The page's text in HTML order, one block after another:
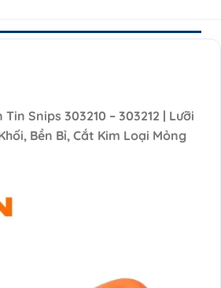
Snips 303210 – 303212 | Lưỡi
Bền Bỉ, Cắt Kim Loại Mỏng